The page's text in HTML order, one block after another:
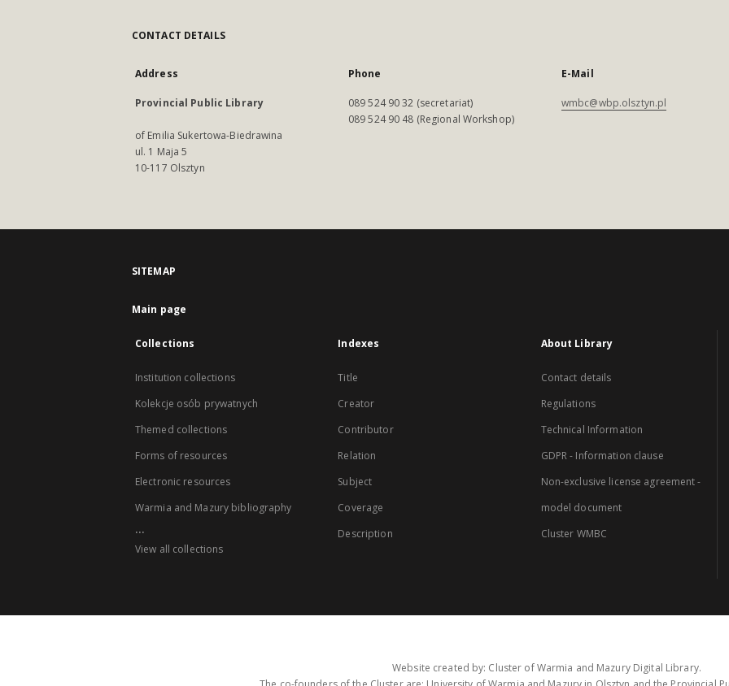
CONTACT DETAILS
Address
Provincial Public Library
of Emilia Sukertowa-Biedrawina
ul. 1 Maja 5
10-117 Olsztyn
Phone
089 524 90 32 (secretariat)
089 524 90 48 (Regional Workshop)
E-Mail
wmbc@wbp.olsztyn.pl
SITEMAP
Main page
Collections
Institution collections
Kolekcje osób prywatnych
Themed collections
Forms of resources
Electronic resources
Warmia and Mazury bibliography
...
View all collections
Indexes
Title
Creator
Contributor
Relation
Subject
Coverage
Description
About Library
Contact details
Regulations
Technical Information
GDPR - Information clause
Non-exclusive license agreement -
model document
Cluster WMBC
Website created by: Cluster of Warmia and Mazury Digital Library.